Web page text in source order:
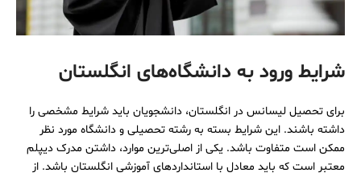
شرایط ورود به دانشگاه‌های انگلستان
برای تحصیل لیسانس در انگلستان، دانشجویان باید شرایط مشخصی را
داشته باشند. این شرایط بسته به رشته تحصیلی و دانشگاه مورد نظر
ممکن است متفاوت باشد. یکی از اصلی‌ترین موارد، داشتن مدرک دیپلم
معتبر است که باید معادل با استانداردهای آموزشی انگلستان باشد. از